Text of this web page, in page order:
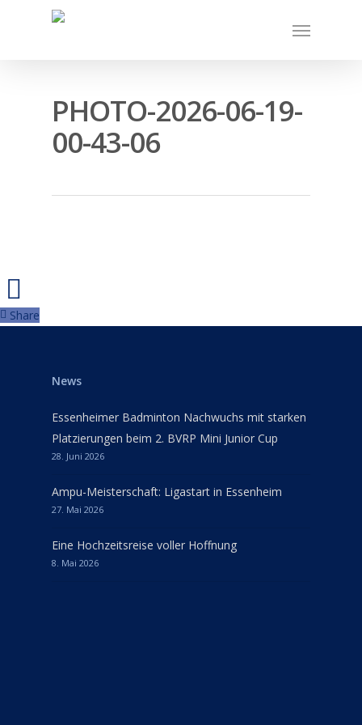
PHOTO-2026-06-19-
00-43-06
Share
News
Essenheimer Badminton Nachwuchs mit starken
Platzierungen beim 2. BVRP Mini Junior Cup
28. Juni 2026
Ampu-Meisterschaft: Ligastart in Essenheim
27. Mai 2026
Eine Hochzeitsreise voller Hoffnung
8. Mai 2026